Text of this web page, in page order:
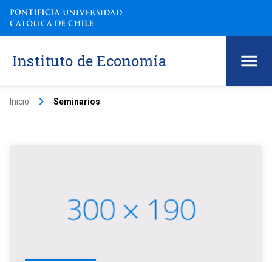
Instituto de Economía
Inicio keyboard_arrow_right Seminarios